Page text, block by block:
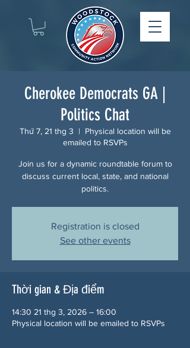
Cherokee Democrats GA |
Politics Chat
Thứ 7, 21 thg 3
  |
Physical location will be
emailed to RSVPs
Join us for a dynamic roundtable forum to
discuss current local, state, and national
politics.
Registration is closed
See other events
Thời gian & Địa điểm
14:30 21 thg 3, 2026 – 16:00
Physical location will be emailed to RSVPs